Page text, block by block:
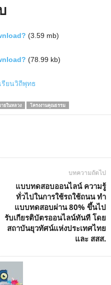
(3.59 mb)
(78.99 kb)
รียนวิถีพุทธ
ยในหลวง โครงงานคุณธรรม
บทความถัดไป
แบบทดสอบออนไลน์ ความรู้
ทั่วไปในการใช้รถใช้ถนน ทำ
แบบทดสอบผ่าน 80% ขึ้นไป
รับเกียรติบัตรออนไลน์ทันที โดย
สถาบันยุวทัศน์แห่งประเทศไทย
และ สสส.